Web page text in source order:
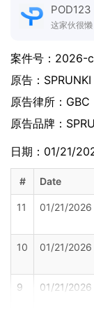
POD123
这家伙很懒
案件号： 2026-
原告：
原告律所：GBC
原告品牌：
日期：01/21/
# Date
11 01/21/2026
10 01/21/2026
9 01/21/2026